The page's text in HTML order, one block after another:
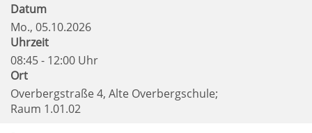
Datum
Mo., 05.10.2026
Uhrzeit
08:45 - 12:00 Uhr
Ort
Overbergstraße 4, Alte Overbergschule;
Raum 1.01.02